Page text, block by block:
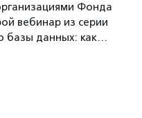
Фонда
вебинар из серии
базы данных: как…